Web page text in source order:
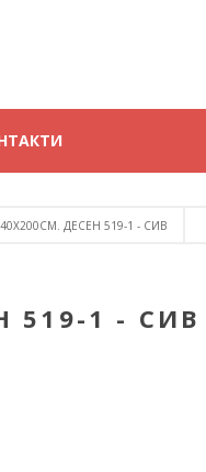
ДЕСЕН 519-1 - СИВ
519-1 - СИВ